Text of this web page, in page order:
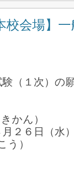
校会場】
（１次）の
かん）
６日（水
う）